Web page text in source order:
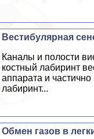
Вестибулярная
Каналы и полости
костный лабиринт
аппарата и
лабиринт...
Обмен газов в